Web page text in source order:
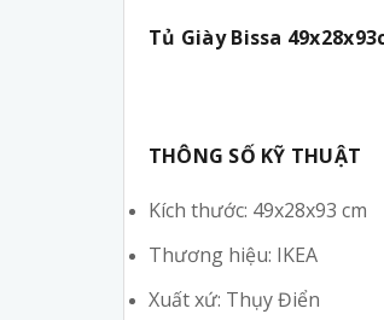
Tủ Giày Bissa
THÔNG SỐ KỸ THUẬT
Kích thước: 49x28x93 cm
Thương hiệu: IKEA
Xuất xứ: Thụy Điển